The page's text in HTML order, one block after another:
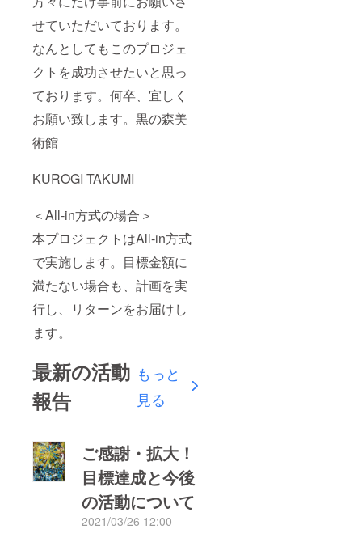
せていただいております。
なんとしてもこのプロジェ
クトを成功させたいと思っ
ております。何卒、宜しく
お願い致します。黒の森美
術館
KUROGI TAKUMI
＜All-in方式の場合＞
本プロジェクトはAll-in方式
で実施します。目標金額に
満たない場合も、計画を実
行し、リターンをお届けし
ます。
最新の活動
報告
もっと
見る
ご感謝・拡大！
目標達成と今後
の活動について
2021/03/26 12:00